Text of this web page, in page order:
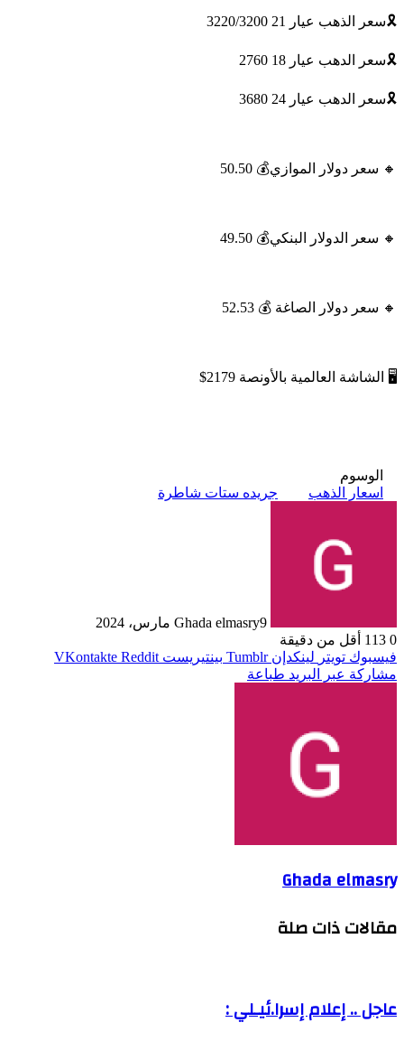
🎗سعر الذهب عيار 21 3220/3200
🎗سعر الدهب عيار 18 2760
🎗سعر الدهب عيار 24 3680
🔸 سعر دولار الموازي💰 50.50
🔸 سعر الدولار البنكي💰 49.50
🔸 سعر دولار الصاغة 💰 52.53
🖥 الشاشة العالمية بالأونصة 2179$
الوسوم
اسعار الذهب
جريده ستات شاطرة
Ghada elmasry9 مارس، 2024
0
أقل من دقيقة
فيسبوك تويتر لينكدإن بينتيريست
مشاركة عبر البريد طباعة
Ghada elmasry
مقالات ذات صلة
عاجل .. إعلام إسرا.ئيـلي :